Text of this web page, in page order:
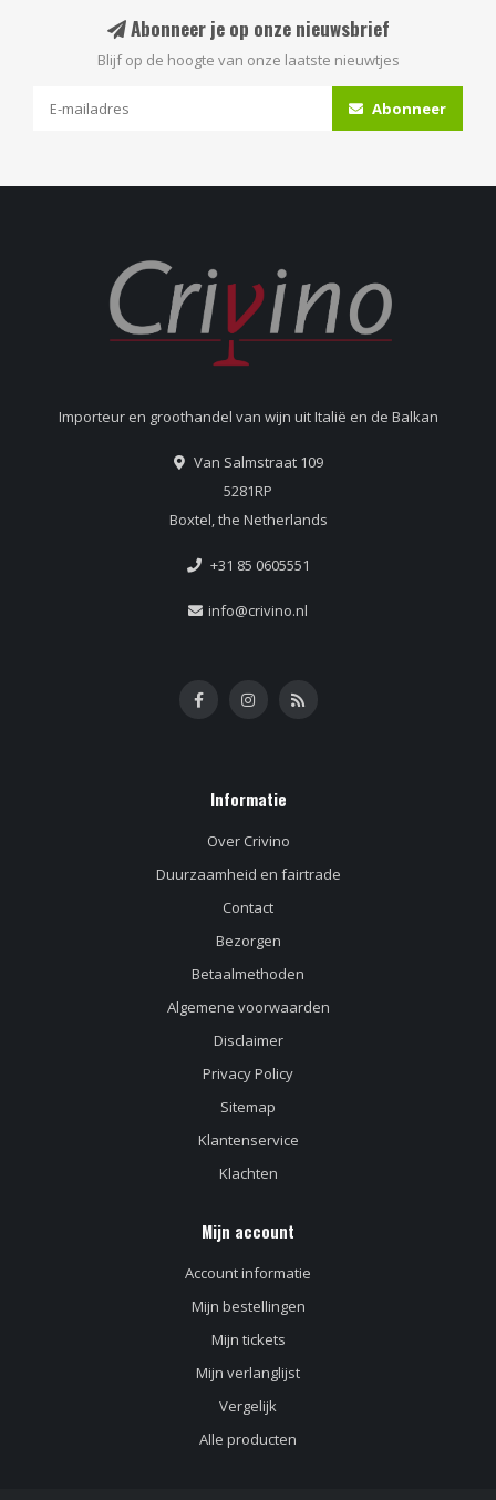
Abonneer je op onze nieuwsbrief
Blijf op de hoogte van onze laatste nieuwtjes
Abonneer
Importeur en groothandel van wijn uit Italië en de Balkan
Van Salmstraat 109
5281RP
Boxtel, the Netherlands
+31 85 0605551
info@crivino.nl
Informatie
Over Crivino
Duurzaamheid en fairtrade
Contact
Bezorgen
Betaalmethoden
Algemene voorwaarden
Disclaimer
Privacy Policy
Sitemap
Klantenservice
Klachten
Mijn account
Account informatie
Mijn bestellingen
Mijn tickets
Mijn verlanglijst
Vergelijk
Alle producten